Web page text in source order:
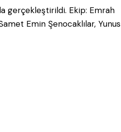
gerçekleştirildi. Ekip: Emrah
Emin Şenocaklılar, Yunus